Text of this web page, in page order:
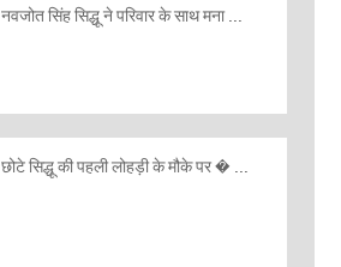
नवजोत सिंह सिद्धू ने परिवार के साथ मना ...
छोटे सिद्धू की पहली लोहड़ी के मौके पर � ...